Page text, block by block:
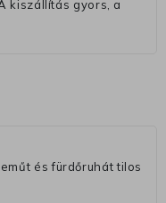
kiszállítás gyors, a
és fürdőruhát tilos